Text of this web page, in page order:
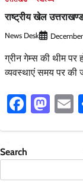
राष्ट्रीय खेल
News Desk
ग्रीन गेम्स की थीम पर
व्यवस्थाएं समय पर की
Search